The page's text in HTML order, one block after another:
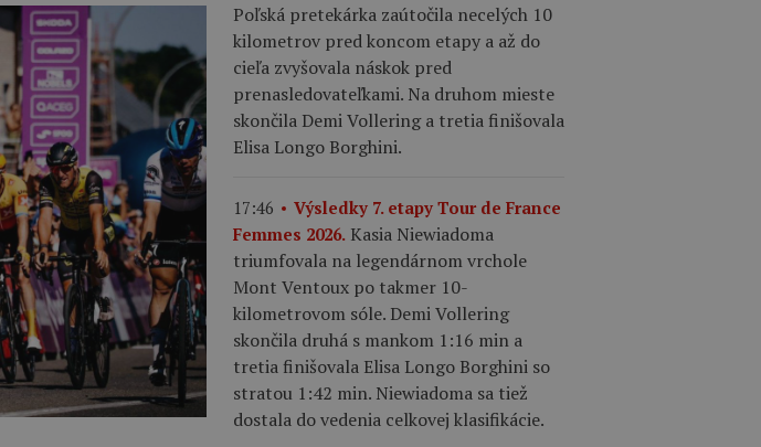
Poľská pretekárka zaútočila necelých 10
kilometrov pred koncom etapy a až do
cieľa zvyšovala náskok pred
prenasledovateľkami. Na druhom mieste
skončila Demi Vollering a tretia finišovala
Elisa Longo Borghini.
17:46
Výsledky 7. etapy Tour de France
Femmes 2026. Kasia Niewiadoma
triumfovala na legendárnom vrchole
Mont Ventoux po takmer 10-
kilometrovom sóle. Demi Vollering
skončila druhá s mankom 1:16 min a
tretia finišovala Elisa Longo Borghini so
stratou 1:42 min. Niewiadoma sa tiež
dostala do vedenia celkovej klasifikácie.